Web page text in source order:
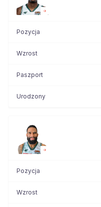
Pozycja
Wzrost
Paszport
Urodzony
Pozycja
Wzrost